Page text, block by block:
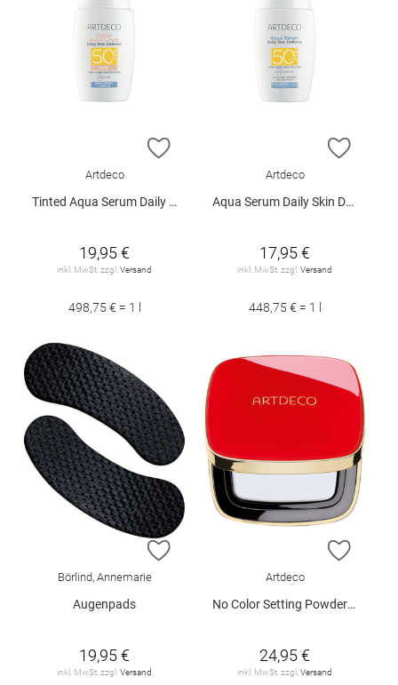
ZUR WUNSCHLISTE HINZUFÜGEN
Artdeco
Tinted Aqua Serum Daily Skin Defense SPF50+
19,95 €
inkl. MwSt. zzgl. Versand
498,75 € = 1 l
ZUR
Artdeco
Aqua Serum Daily Skin Defense SPF 50+
17,95 €
inkl. MwSt. zzgl. Versand
448,75 € = 1 l
ZUR WUNSCHLISTE HINZUFÜGEN
Börlind, Annemarie
Augenpads
19,95 €
inkl. MwSt. zzgl. Versand
ZUR
Artdeco
No Color Setting Powder (Red Edition)
24,95 €
inkl. MwSt. zzgl. Versand